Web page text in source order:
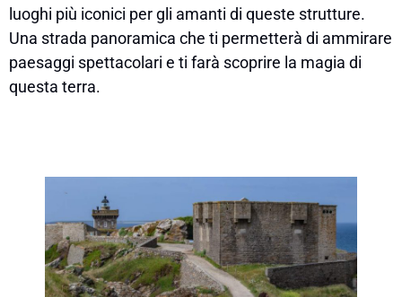
luoghi più iconici per gli amanti di queste strutture.
Una strada panoramica che ti permetterà di ammirare
paesaggi spettacolari e ti farà scoprire la magia di
questa terra.